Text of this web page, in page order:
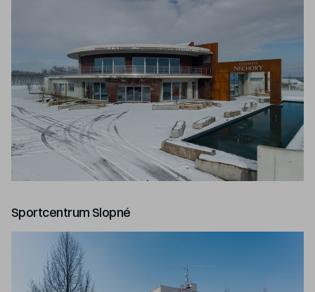
Sportcentrum Slopné